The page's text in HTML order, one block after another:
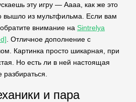
эту игру — Аааа, как же это
вышло из мультфильма. Если вам
внимание на Sintrelya
. Отличное дополнение с
Картинка просто шикарная, при
Но есть ли в ней настоящая
и пара